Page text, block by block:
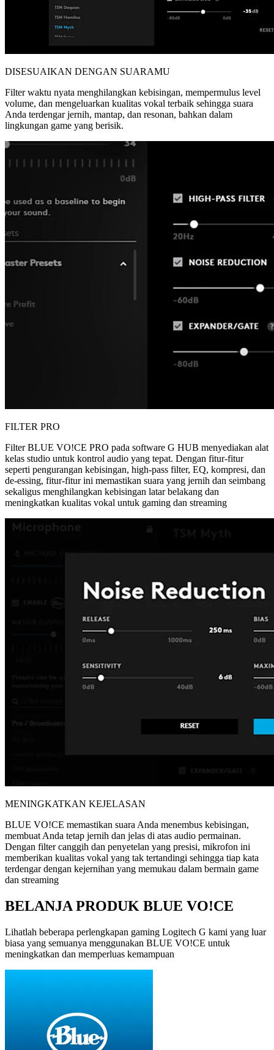
DISESUAIKAN DENGAN SUARAMU
Filter waktu nyata menghilangkan kebisingan, mempermulus level
volume, dan mengeluarkan kualitas vokal terbaik sehingga suara
Anda terdengar jernih, mantap, dan resonan, bahkan dalam
lingkungan game yang berisik.
FILTER PRO
Filter BLUE VO!CE PRO pada software G HUB menyediakan alat
kelas studio untuk kontrol audio yang tepat. Dengan fitur-fitur
seperti pengurangan kebisingan, high-pass filter, EQ, kompresi, dan
de-essing, fitur-fitur ini memastikan suara yang jernih dan seimbang
sekaligus menghilangkan kebisingan latar belakang dan
meningkatkan kualitas vokal untuk gaming dan streaming
MENINGKATKAN KEJELASAN
BLUE VO!CE memastikan suara Anda menembus kebisingan,
membuat Anda tetap jernih dan jelas di atas audio permainan.
Dengan filter canggih dan penyetelan yang presisi, mikrofon ini
memberikan kualitas vokal yang tak tertandingi sehingga tiap kata
terdengar dengan kejernihan yang memukau dalam bermain game
dan streaming
BELANJA PRODUK BLUE VO!CE
Lihatlah beberapa perlengkapan gaming Logitech G kami yang luar
biasa yang semuanya menggunakan BLUE VO!CE untuk
meningkatkan dan memperluas kemampuan